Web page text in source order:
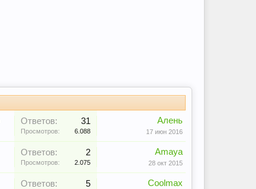
Ответов: 31
Просмотров: 6.088
Алень
17 июн 2016
Ответов: 2
Просмотров: 2.075
Amaya
28 окт 2015
Ответов: 5 Coolmax